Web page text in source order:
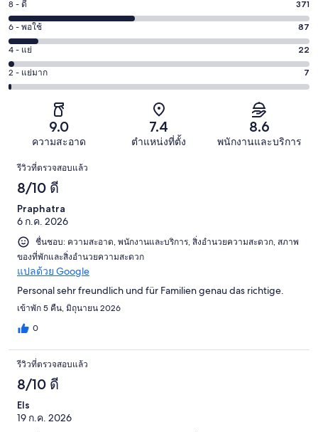
-
ดี
เลิศ
402
จาก
คะแนน
8
-
ดี
371
จาก
8 - ดี 371
คะแนน
6
-
พอใช้
87
6 - พอใช้ 87
คะแนน
4
-
รีวิว
4 - แย่ 22
คะแนน
2
จาก
889
รีวิว
2 - แย่มาก 7
9.0
ความสะอาด
7.4
ตำแหน่งที่ตั้ง
8.6
พนักงานและบริการ
รีวิว
รีวิวที่ตรวจสอบแล้ว
8/10 ดี
Praphatra
6 ก.ค. 2026
ชื่นชอบ: ความสะอาด, พนักงานและบริการ, สิ่งอำนวยความสะดวก, สภาพ
ของที่พักและสิ่งอำนวยความสะดวก
แปลด้วย Google
Personal sehr freundlich und für Familien genau das richtige.
เข้าพัก 5 คืน, มิถุนายน 2026
0
รีวิวที่ตรวจสอบแล้ว
8/10 ดี
Els
19 ก.ค. 2026